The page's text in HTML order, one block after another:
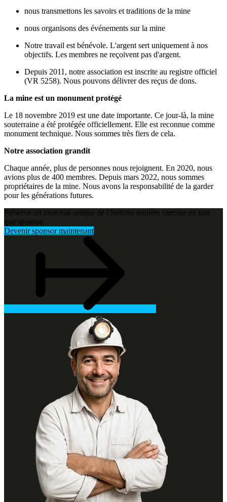
nous transmettons les savoirs et traditions de la mine
nous organisons des événements sur la mine
Notre travail est bénévole. L'argent sert uniquement à nos
objectifs. Les membres ne reçoivent pas d'argent.
Depuis 2011, notre association est inscrite au registre officiel
(VR 5258). Nous pouvons délivrer des reçus de dons.
La mine est un monument protégé
Le 18 novembre 2019 est une date importante. Ce jour-là, la mine
souterraine a été protégée officiellement. Elle est reconnue comme
monument technique. Nous sommes très fiers de cela.
Notre association grandit
Chaque année, plus de personnes nous rejoignent. En 2020, nous
avions plus de 400 membres. Depuis mars 2022, nous sommes
propriétaires de la mine. Nous avons la responsabilité de la garder
pour les générations futures.
Préserve un morceau unique de l’histoire minière sarroise en tant
que sponsor.
Devenir sponsor maintenant